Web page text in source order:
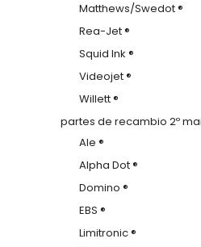
Matthews/Swedot ®
Rea-Jet ®
Squid Ink ®
Videojet ®
Willett ®
partes de recambio 2º
Ale ®
Alpha Dot ®
Domino ®
EBS ®
Limitronic ®